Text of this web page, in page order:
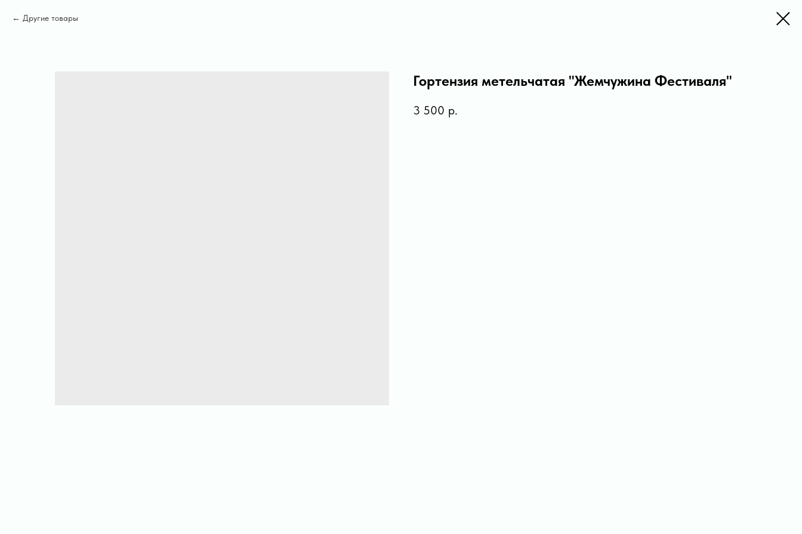
Другие товары
Гортензия метельчатая "Жемчужина Фестиваля"
3 500 р.